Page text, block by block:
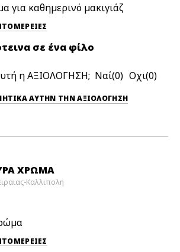
για καθημερινό μακιγιάζ
σε ένα φίλο
η ΑΞΙΟΛΟΓΗΣΗ; 0 0
ΕΠΙΣΗΜΆΝΕΤΕ ΑΡΝΗΤΙΚΆ ΑΥΤΉΝ ΤΗΝ ΑΞΙΟΛΟΓΗΣΗ
ΧΡΏΜΑ
Καλλιπολη